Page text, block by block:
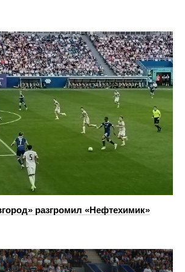
разгромил «Нефтехимик»